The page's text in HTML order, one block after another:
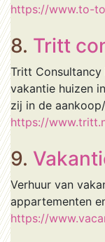
https://www.to-
8. Tritt
Tritt Consultancy
vakantie huizen
zij in de
https://
9.
Verhuur van
appartementen
https://